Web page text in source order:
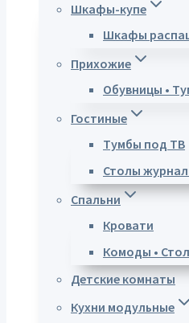
Шкафы-купе
Шкафы
Прихожие
Обувницы •
Гостиные
Тумбы под ТВ
Столы
Спальни
Кровати
Комоды •
Детские комнаты
Кухни модульные